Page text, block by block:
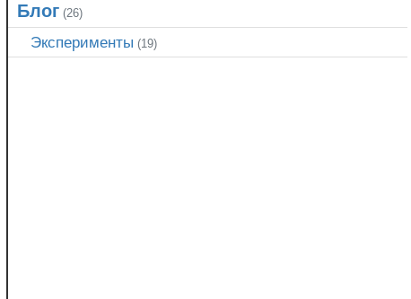
Блог(26)
Эксперименты (19)